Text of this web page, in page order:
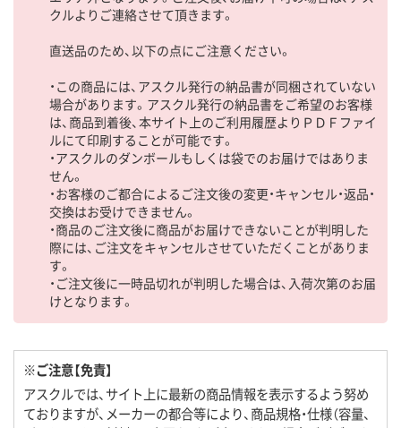
クルよりご連絡させて頂きます。
直送品のため、以下の点にご注意ください。
・この商品には、アスクル発行の納品書が同梱されていない
場合があります。アスクル発行の納品書をご希望のお客様
は、商品到着後、本サイト上のご利用履歴よりＰＤＦファイ
ルにて印刷することが可能です。
・アスクルのダンボールもしくは袋でのお届けではありま
せん。
・お客様のご都合によるご注文後の変更・キャンセル・返品・
交換はお受けできません。
・商品のご注文後に商品がお届けできないことが判明した
際には、ご注文をキャンセルさせていただくことがありま
す。
・ご注文後に一時品切れが判明した場合は、入荷次第のお届
けとなります。
※ご注意【免責】
アスクルでは、サイト上に最新の商品情報を表示するよう努め
ておりますが、メーカーの都合等により、商品規格・仕様（容量、